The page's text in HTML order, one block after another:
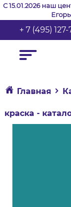
С 15.01.2026 наш
+ 7 (495) 127-
Главная
краска -